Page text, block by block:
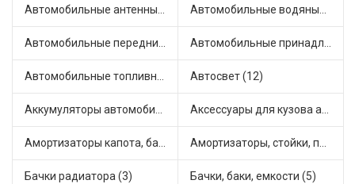
Автомобильные антенны (1) Автомобильные водяные насосы (11)
Автомобильные передние фары (2) Автомобильные принадлежности и аксессуары (2)
Автомобильные топливные насосы (17) Автосвет (12)
Аккумуляторы автомобильные (1) Аксессуары для кузова автомобиля (2)
Амортизаторы капота, багажника (2) Амортизаторы, стойки, подушки стоек (39)
Бачки радиатора (3) Бачки, баки, емкости (5)